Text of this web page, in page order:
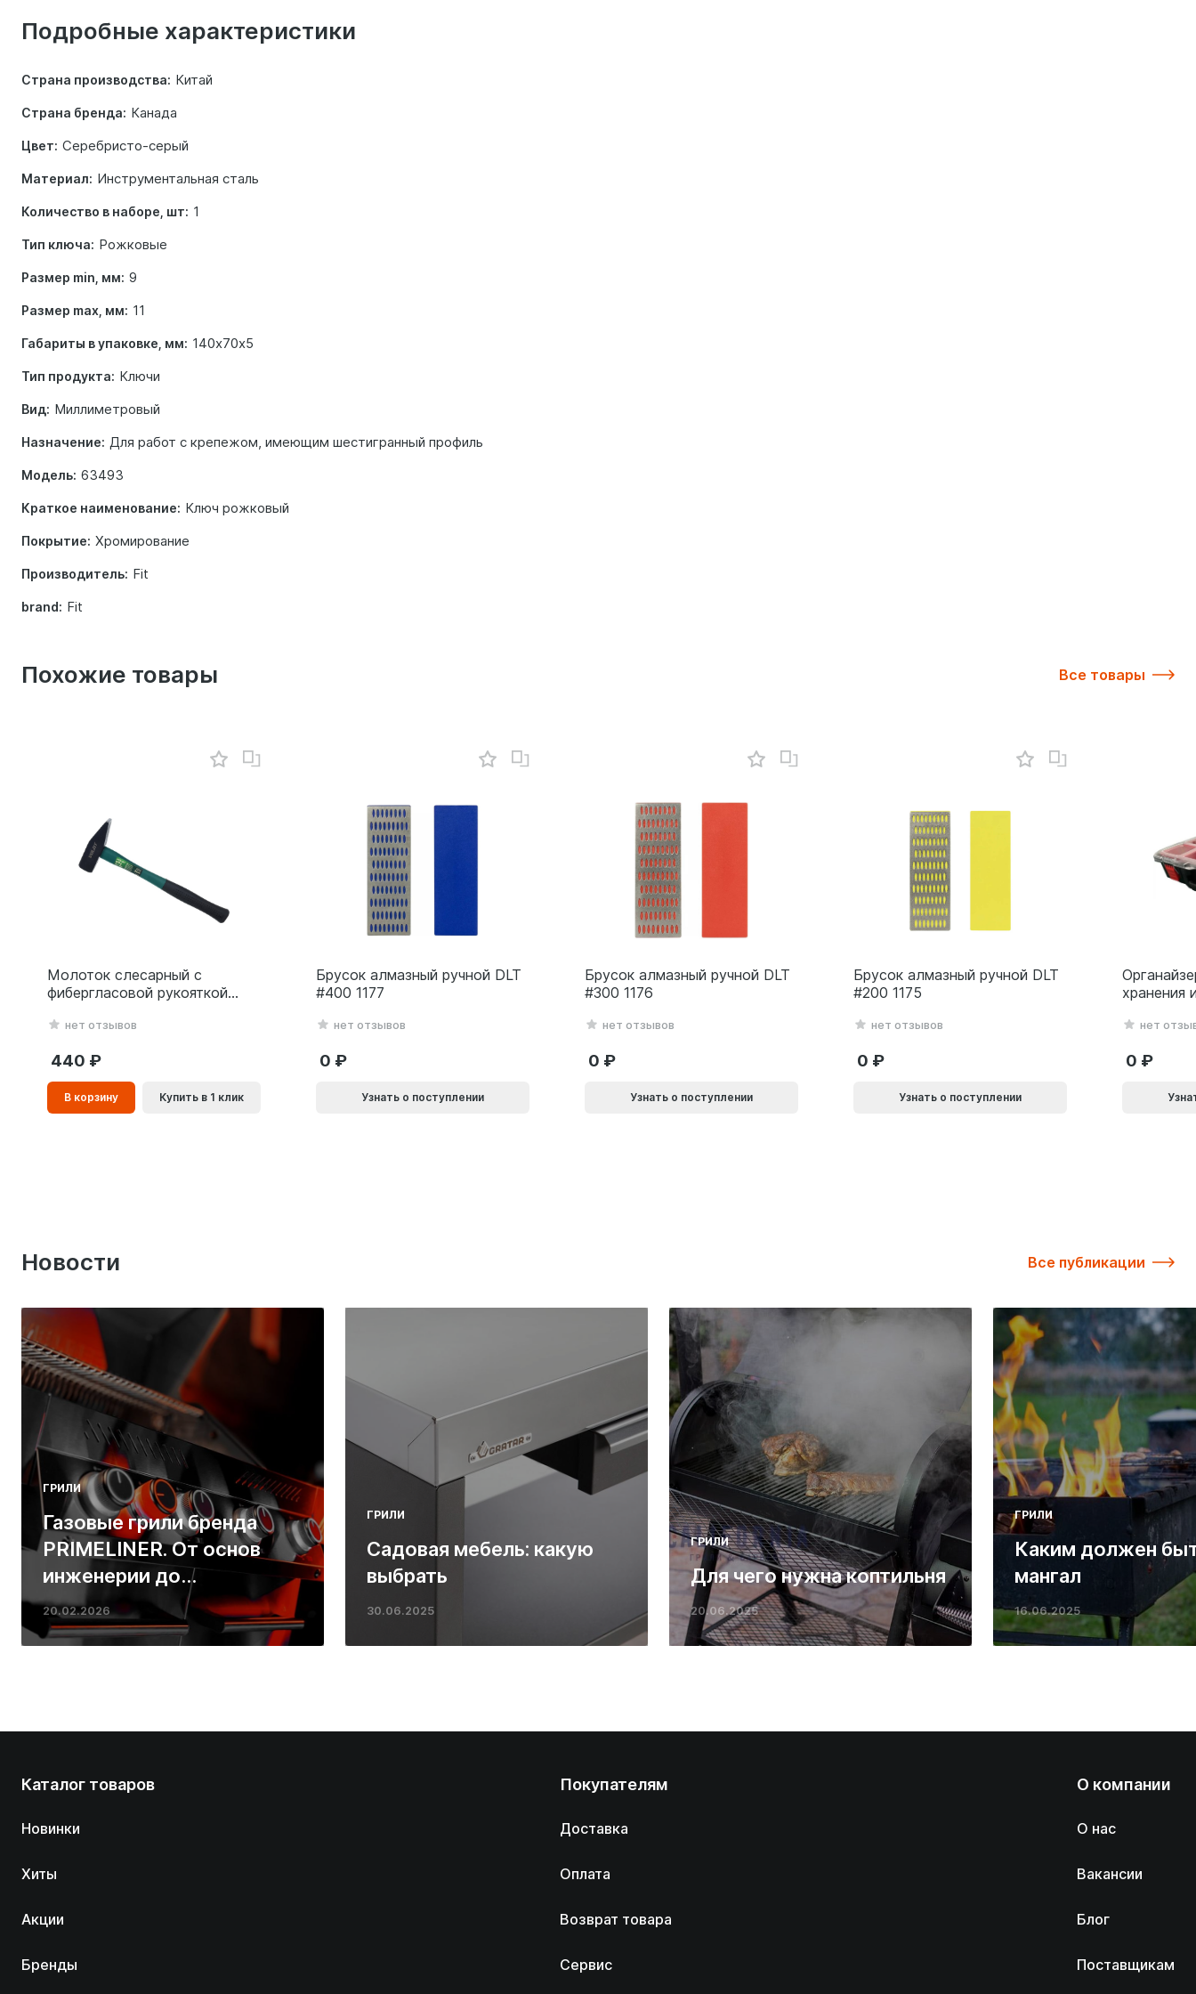
товаре
Подробные характеристики
Страна производства: Китай
Страна бренда: Канада
Цвет: Серебристо-серый
Материал: Инструментальная сталь
Количество в наборе, шт: 1
Тип ключа: Рожковые
Размер min, мм: 9
Размер max, мм: 11
Габариты в упаковке, мм: 140х70х5
Тип продукта: Ключи
Вид: Миллиметровый
Назначение: Для работ с крепежом, имеющим шестигранный профиль
Модель: 63493
Краткое наименование: Ключ рожковый
Покрытие: Хромирование
Производитель: Fit
brand: Fit
Похожие товары Все товары
Молоток слесарный с
фибергласовой рукояткой
нет отзывов
440
В корзину
корзинe
Купить в 1 клик
Брусок алмазный ручной DLT
#400 1177
нет отзывов
0
Узнать о поступлении
Брусок алмазный ручной DLT
#300 1176
нет отзывов
0
Узнать о поступлении
Брусок алмазный ручной DLT
#200 1175
нет отзывов
0
Узнать о поступлении
хранения
нет
0
Новости Все публикации
ГРИЛИ
Газовые грили бренда
PRIMELINER. От основ
инженерии до
ресторанных стейков у
вас дома
20.02.2026
ГРИЛИ
Садовая мебель: какую
выбрать
30.06.2025
ГРИЛИ
Для чего нужна коптильня
20.06.2025
ГРИЛИ
Каким должен
мангал
16.06.2025
Каталог товаров
Новинки
Хиты
Акции
Бренды
Покупателям
Доставка
Оплата
Возврат товара
Сервис
О компании
О нас
Вакансии
Блог
Поставщикам